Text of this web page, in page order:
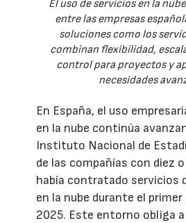
El uso de servicios en la
entre las empresas
soluciones como los
combinan flexibilidad,
control para proyectos y
necesidades
En España, el uso
en la nube continúa
Instituto Nacional de
de las compañías con diez
había contratado servicios
en la nube durante el
2025. Este entorno obliga a